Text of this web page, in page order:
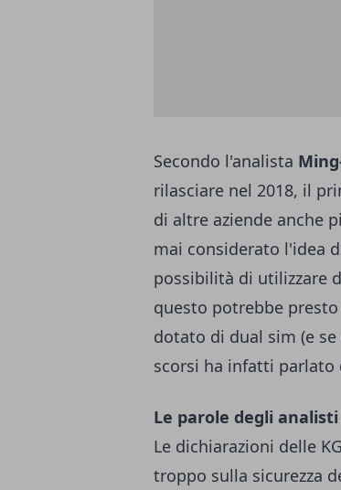
Secondo l'analista
rilasciare nel 2018, il
di altre aziende anche
mai considerato l'idea
possibilità di utilizzare
questo potrebbe
dotato di dual sim (e
scorsi ha infatti parlato
Le parole degli analisti
Le dichiarazioni delle
troppo sulla sicurezza